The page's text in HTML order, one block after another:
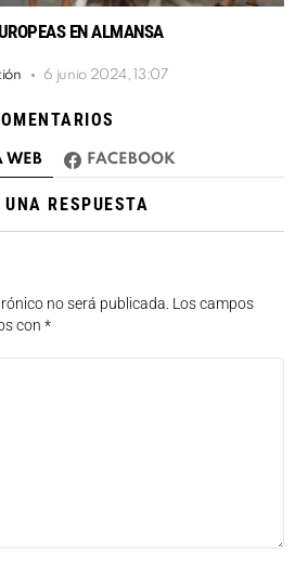
EN ALMANSA
6 junio 2024, 13:07
WEB FACEBOOK
UNA RESPUESTA
no será publicada. Los campos
con *